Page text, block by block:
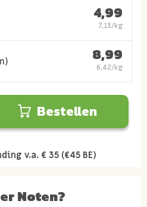
4,99
7,13/kg
8,99
6,42/kg
Bestellen
v.a. € 35 (€45 BE)
Noten?